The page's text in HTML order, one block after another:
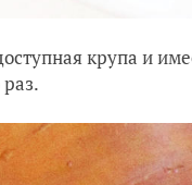
крупа и